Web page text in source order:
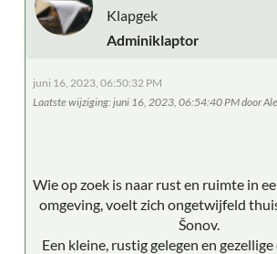
Klapgek
Adminiklaptor
juni 16, 2023, 06:50:32 PM
Laatste wijziging: juni 16, 2023, 06:54:40 PM door
Wie op zoek is naar rust en ruimte in
omgeving, voelt zich ongetwijfeld
Šonov.
Een kleine, rustig gelegen en